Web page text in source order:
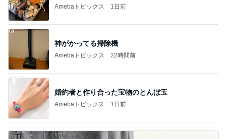
Amebaトピックス 1日前
神がかってる掃除機
Amebaトピックス 22時間前
婚約者と作り合った宝物のとんぼ玉
Amebaトピックス 1日前